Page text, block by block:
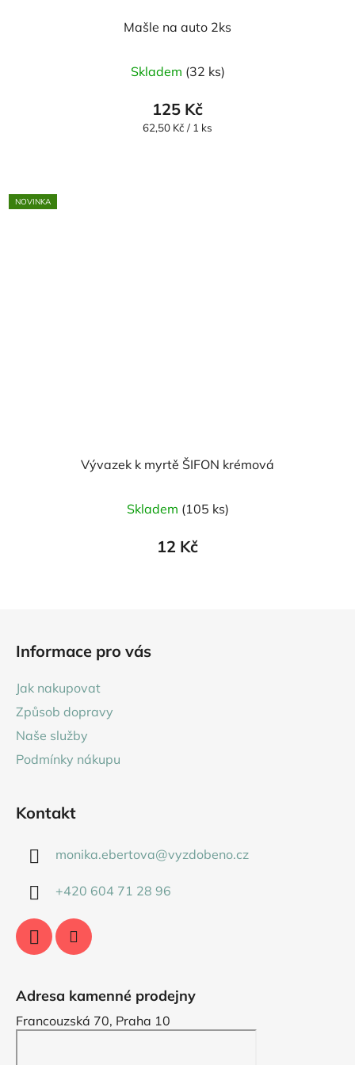
Mašle na auto 2ks
Skladem (32 ks)
125 Kč
Měrná
62,50 Kč / 1 ks
NOVINKA
Vývazek k myrtě ŠIFON krémová
Skladem (105 ks)
12 Kč
Informace pro vás
Jak nakupovat
Způsob dopravy
Naše služby
Podmínky nákupu
Kontakt
monika.ebertova@vyzdobeno.cz
+420 604 71 28 96
Adresa kamenné prodejny
Francouzská 70, Praha 10